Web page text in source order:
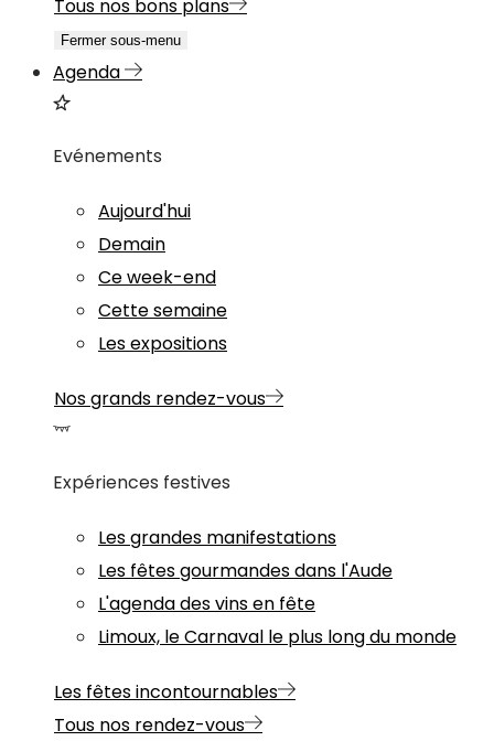
Tous nos bons plans
Fermer sous-menu
Agenda
Evénements
Aujourd'hui
Demain
Ce week-end
Cette semaine
Les expositions
Nos grands rendez-vous
Expériences festives
Les grandes manifestations
Les fêtes gourmandes dans l'Aude
L'agenda des vins en fête
Limoux, le Carnaval le plus long du monde
Les fêtes incontournables
Tous nos rendez-vous